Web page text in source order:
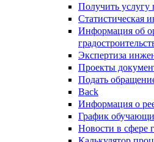
Получить услугу
Статистическая
Информация об
Экспертиза
Проекты
Подать
Back
Информация о
График
Новости в сфере